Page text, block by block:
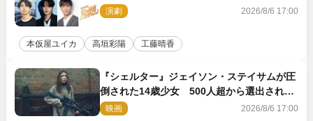
演劇 2026/8/6 17:00
本仮屋ユイカ 高垣彩陽 工藤晴香
『シェルター』ジェイソン・ステイサムが圧
倒された14歳少女 500人超から選出された
新鋭ボディ・レイ・ブレスナックとは
映画 2026/8/6 17:00